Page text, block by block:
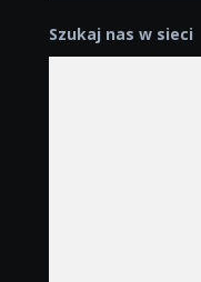
Szukaj nas w sieci